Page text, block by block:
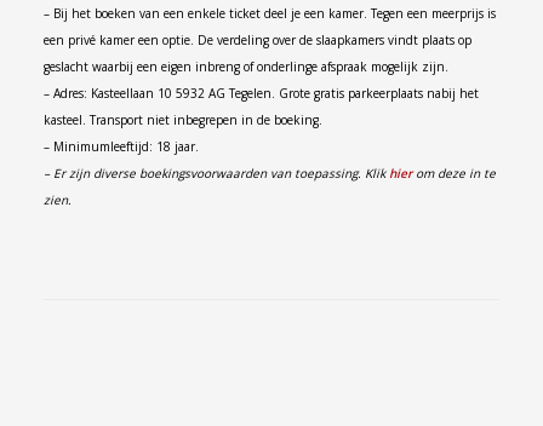
– Bij het boeken van een enkele ticket deel je een kamer. Tegen een meerprijs is
een privé kamer een optie. De verdeling over de slaapkamers vindt plaats op
geslacht waarbij een eigen inbreng of onderlinge afspraak mogelijk zijn.
– Adres: Kasteellaan 10 5932 AG Tegelen. Grote gratis parkeerplaats nabij het
kasteel. Transport niet inbegrepen in de boeking.
– Minimumleeftijd: 18 jaar.
– Er zijn diverse boekingsvoorwaarden van toepassing. Klik hierom deze in te
zien.